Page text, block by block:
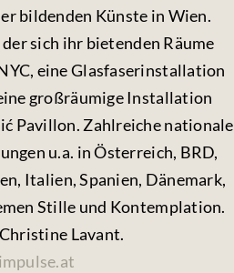
bildenden Künste in Wien.
sich ihr bietenden Räume
eine Glasfaserinstallation
großräumige Installation
Pavillon. Zahlreiche nationale
u.a. in Österreich, BRD,
Italien, Spanien, Dänemark,
Stille und Kontemplation.
Lavant.